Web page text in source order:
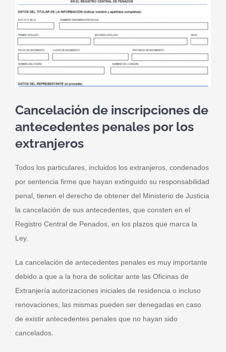
grande
Cancelación de inscripciones de
antecedentes penales por los
extranjeros
Todos los particulares, incluidos los extranjeros, condenados
por sentencia firme que hayan extinguido su responsabilidad
penal, tienen el derecho de obtener del Ministerio de Justicia
la cancelación de sus antecedentes, que consten en el
Registro Central de Penados, en los plazos que marca la
Ley.
La cancelación de antecedentes penales es muy importante
debido a que a la hora de solicitar ante las Oficinas de
Extranjería autorizaciones iniciales de residencia o incluso
renovaciones, las mismas pueden ser denegadas en caso
de existir antecedentes penales que no hayan sido
cancelados.